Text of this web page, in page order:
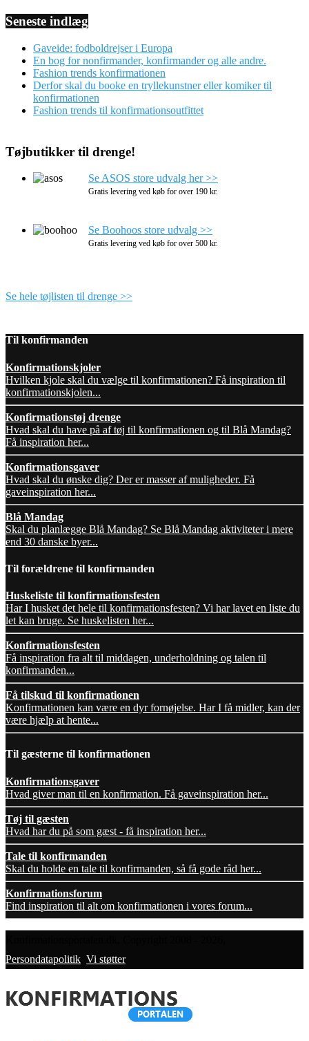
Seneste indlæg
Gaveide: fodboldrejser i Europa
En bog for nonfirmander, konfirmander og alle andre.
Fashion trends konfirmationen
Derfor skal du booke en tryllekunstner eller komiker til
konfirmationen
Fashion trends til konfirmationsoutfittet
Tøjbutikker til drenge!
Se ASOS store udvalg her >>
Gratis levering ved køb for over 190 kr.
Se Boohoos store udvalg >>
Gratis levering ved køb for over 500 kr.
Se hele tøjlisten til drenge >>
Til konfirmanden
Konfirmationskjoler
Hvilken kjole skal du vælge til konfirmationen? Få inspiration til
konfirmationskjolen...
Konfirmationstøj drenge
Hvad skal du have på af tøj til konfirmationen og til Blå Mandag?
Få inspiration her...
Konfirmationsgaver
Hvad skal du ønske dig? Der er masser af muligheder. Få
gaveinspiration her...
Blå Mandag
Skal du planlægge Blå Mandag? Se Blå Mandag aktiviteter i mere
end 30 danske byer...
Til forældrene til konfirmanden
Huskeliste til konfirmationsfesten
Har I husket det hele til konfirmationsfesten? Vi har lavet en liste du
let kan bruge. Se huskelisten her...
Konfirmationsfesten
Få inspiration fra alt til middagen, underholdning og talen til
konfirmanden...
Få tilskud til konfirmationen
Konfirmationen kan være en dyr fornøjelse. Har I få midler, kan der
være hjælp at hente...
Til gæsterne til konfirmationen
Konfirmationsgaver
Hvad giver man til en konfirmation. Få gaveinspiration her...
Tøj til gæsten
Hvad har du på som gæst - få inspiration her...
Tale til konfirmanden
Skal du holde en tale til konfirmanden, så få gode råd her...
Konfirmationsforum
Find inspiration til alt om konfirmationen i vores forum...
Persondatapolitik Vi støtter